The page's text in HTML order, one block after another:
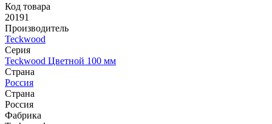
Код товара
20191
Производитель
Teckwood
Серия
Teckwood Цветной 100 мм
Страна
Россия
Страна
Россия
Фабрика